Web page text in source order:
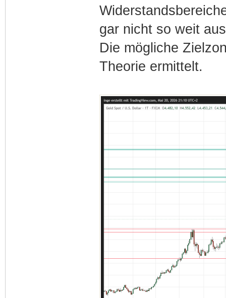
gar nicht so weit
Die mögliche
Theorie ermittelt.